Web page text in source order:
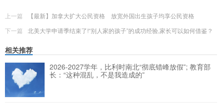
上一篇
【最新】加拿大扩大公民资格 放宽外国出生孩子均享公民资格
下一篇
北美大学申请季结束了!“别人家的孩子”的成功经验,家长可以如何借鉴？
相关推荐
2026-2027学年，比利时南北“彻底错峰放假”; 教育部
长：“这种混乱，不是我造成的”